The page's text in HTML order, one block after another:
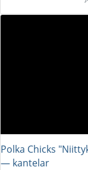
Polka Chicks
― kantelar